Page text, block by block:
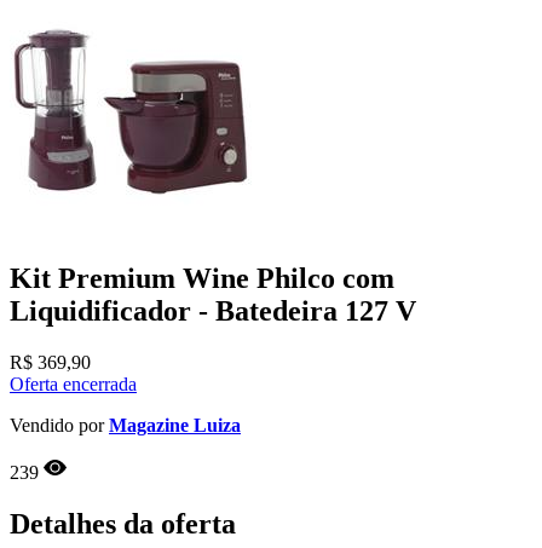
Kit Premium Wine Philco com
Liquidificador - Batedeira 127 V
R$ 369,90
Oferta encerrada
Vendido porMagazine Luiza
239
Detalhes da oferta